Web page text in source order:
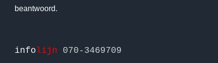
beantwoord.
infolijn 070-3469709